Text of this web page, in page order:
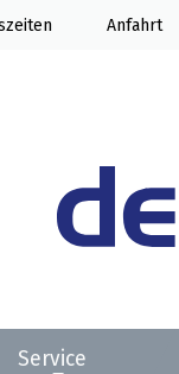
Anfahrt
Service